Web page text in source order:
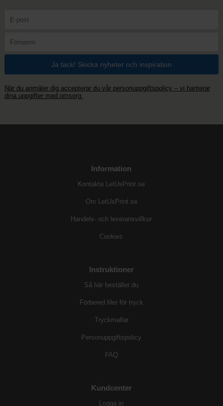
När du anmäler dig accepterar du vår personuppgiftspolicy – vi hanterar
dina uppgifter med omsorg.
Information
Kontakta LetUsPrint.se
Om LetUsPrint.se
Handels- och leveransvillkor
Cookies
Instruktioner
Så här beställer du
Förbered filer för tryck
Tryckmallar
Personuppgiftspolicy
FAQ
Kundcenter
Logga in